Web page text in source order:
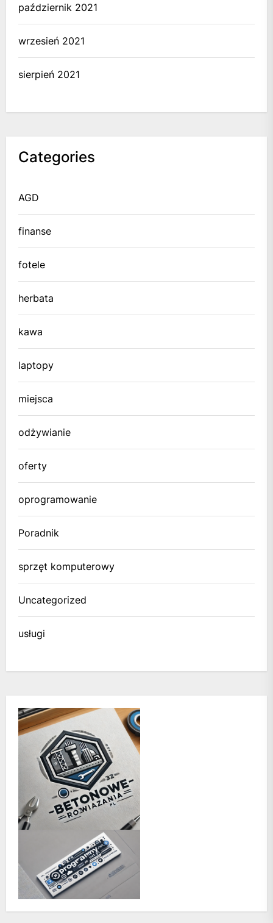
październik 2021
wrzesień 2021
sierpień 2021
Categories
AGD
finanse
fotele
herbata
kawa
laptopy
miejsca
odżywianie
oferty
oprogramowanie
Poradnik
sprzęt komputerowy
Uncategorized
usługi